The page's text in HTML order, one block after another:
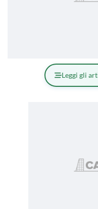
Leggi gli